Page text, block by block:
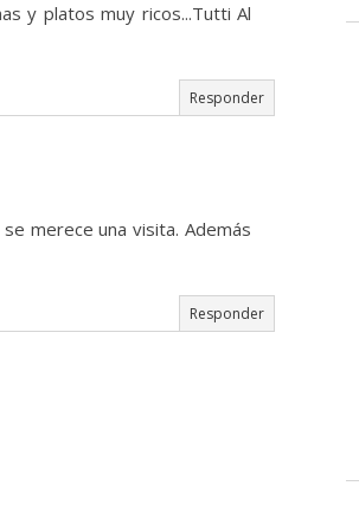
y platos muy ricos...Tutti Al
Responder
merece una visita. Además
Responder